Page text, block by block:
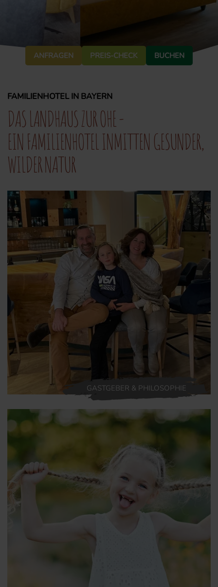
ANFRAGEN BUCHEN
PREIS-CHECK
FAMILIENHOTEL IN BAYERN
DAS LANDHAUS ZUR OHE -
EIN FAMILIENHOTEL INMITTEN GESUNDER,
WILDER NATUR
GASTGEBER & PHILOSOPHIE